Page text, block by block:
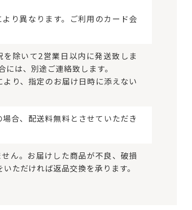
り異なります。ご利用のカード会
除いて2営業日以内に発送致しま
は、別途ご連絡致します。
り、指定のお届け日時に添えない
合、配送料無料とさせていただき
ん。お届けした商品が不良、破損
ただければ返品交換を承ります。